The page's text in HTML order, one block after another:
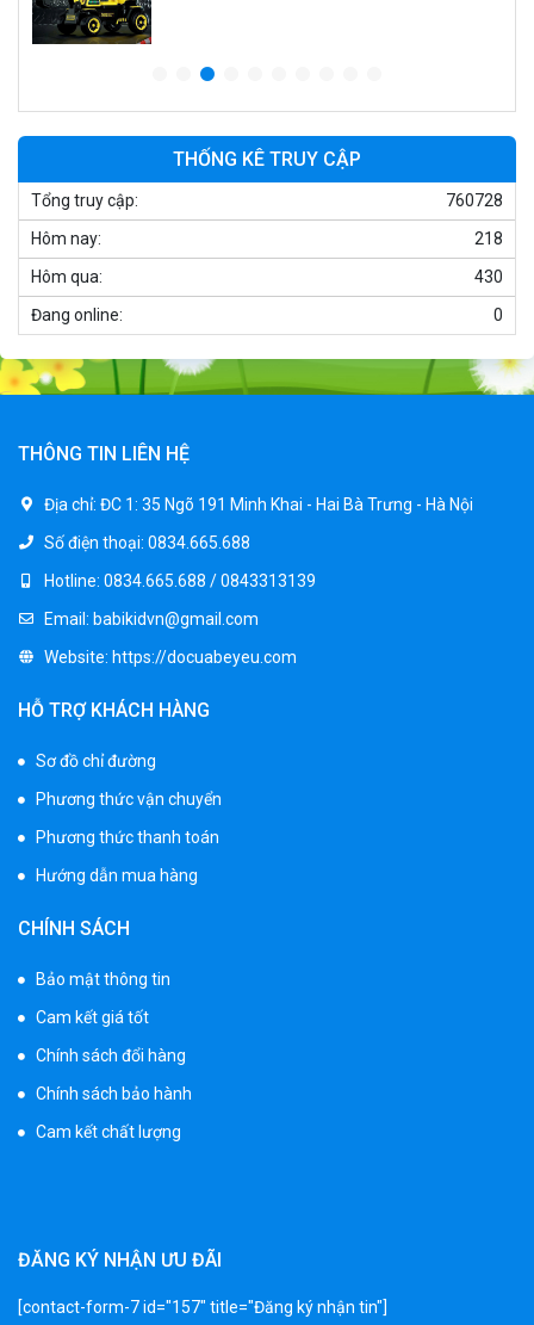
Xe máy điện trẻ em T118
Xe điện trẻ em 7017
Xe ô tô điện trẻ em cảnh sát J2988
2.600.000 ₫
Xe ô tô điện trẻ em địa hình M666
2.850.000 ₫
Xe máy điện trẻ em BJQ-M03
1.650.000 ₫
1.530.000 ₫
1.950.000 ₫
Xe 3 bánh trẻ em 968
550.000 ₫
1.250.000 ₫
THỐNG KÊ TRUY CẬP
760728
Tổng truy cập:
218
Hôm nay:
430
Hôm qua:
0
Đang online:
THÔNG TIN LIÊN HỆ
Địa chỉ: ĐC 1: 35 Ngõ 191 Minh Khai - Hai Bà Trưng - Hà Nội
Số điện thoại: 0834.665.688
Hotline: 0834.665.688 / 0843313139
Email: babikidvn@gmail.com
Website: https://docuabeyeu.com
HỖ TRỢ KHÁCH HÀNG
Sơ đồ chỉ đường
Phương thức vận chuyển
Phương thức thanh toán
Hướng dẫn mua hàng
CHÍNH SÁCH
Bảo mật thông tin
Cam kết giá tốt
Chính sách đổi hàng
Chính sách bảo hành
Cam kết chất lượng
ĐĂNG KÝ NHẬN ƯU ĐÃI
[contact-form-7 id="157" title="Đăng ký nhận tin"]